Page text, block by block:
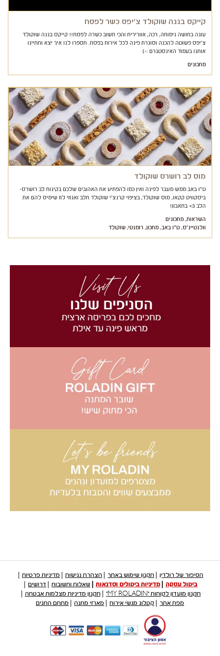
קייקס בננה שוקולד צ'יפס כשר לפסח
עוגה בחושה נימוחה, רכה, אוורירית והכי חשוב כשרה לפסח!! קייקס בננה שוקולד
צ'יפס פשוטה להכנה וסוגרת פינה לכל אירוח בפסח. תספרו לנו איך יצא ותתייגו
אותנו בעמוד האינסטגרם :-)
מתכונים
מוס לב רושרס שוקולד
ט"ו באב ממש מעבר לפינה ואין כמו להפתיע את האהובים שלכם בקינוח לב רושרס-
ביסקוויט קקאו, מוס שוקולד, בציפוי קרנצ'י שוקולד חלב ואגוזי לוז שימיס להם את
הלב 3> בתאבון!
השראות,מתכונים
וולנטיינ'ס,ט"ו באב,מתכון, רומנטי, שוקולד
הסיפור של רולדין תקנון שימוש באתר הצהרת נגישות
מדיניות פרטיות
ביטול עסקה
מדיניות ביטולים וסדנאות שאלות ותשובות
דרושים
תקנון מועדון לקוחות "MY ROLADIN"
תקנון מדיניות מצלמות אבטחה
מפת אתר
קטלוג מגשי אירוח מארזי מתנה מתחם החגים